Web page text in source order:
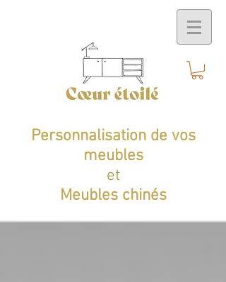
Personnalisation de vos
meubles
et
Meubles chinés